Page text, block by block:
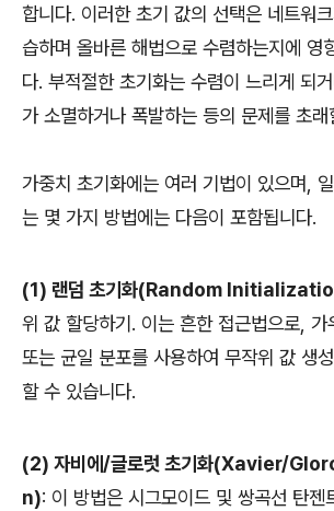
합니다. 이러한 초기 값의 선택은 네트워
습하며 올바른 해법으로 수렴하는지에 영
다. 부적절한 초기화는 수렴이 느리게 되
가 소멸하거나 폭발하는 등의 문제를 초
가중치 초기화에는 여러 기법이 있으며,
는 몇 가지 방법에는 다음이 포함됩니다.
(1) 랜덤 초기화(Random
위 값 할당하기. 이는 흔한 접근법으로,
또는 균일 분포를 사용하여 무작위 값 생
할 수 있습니다.
(2) 자비에/글로럿 초기화(Xavier/
n): 이 방법은 시그모이드 및 쌍곡선 탄